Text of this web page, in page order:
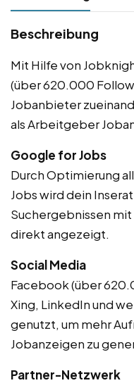
Beschreibung
Mit Hilfe von
(über 620.000
Jobanbieter
als Arbeitgeber
Google for Jobs
Durch Optimierung
Jobs wird dein
Suchergebnissen
direkt angezeigt.
Social Media
Facebook (über
Xing, LinkedIn und
genutzt, um mehr
Jobanzeigen zu
Partner-Netzwerk